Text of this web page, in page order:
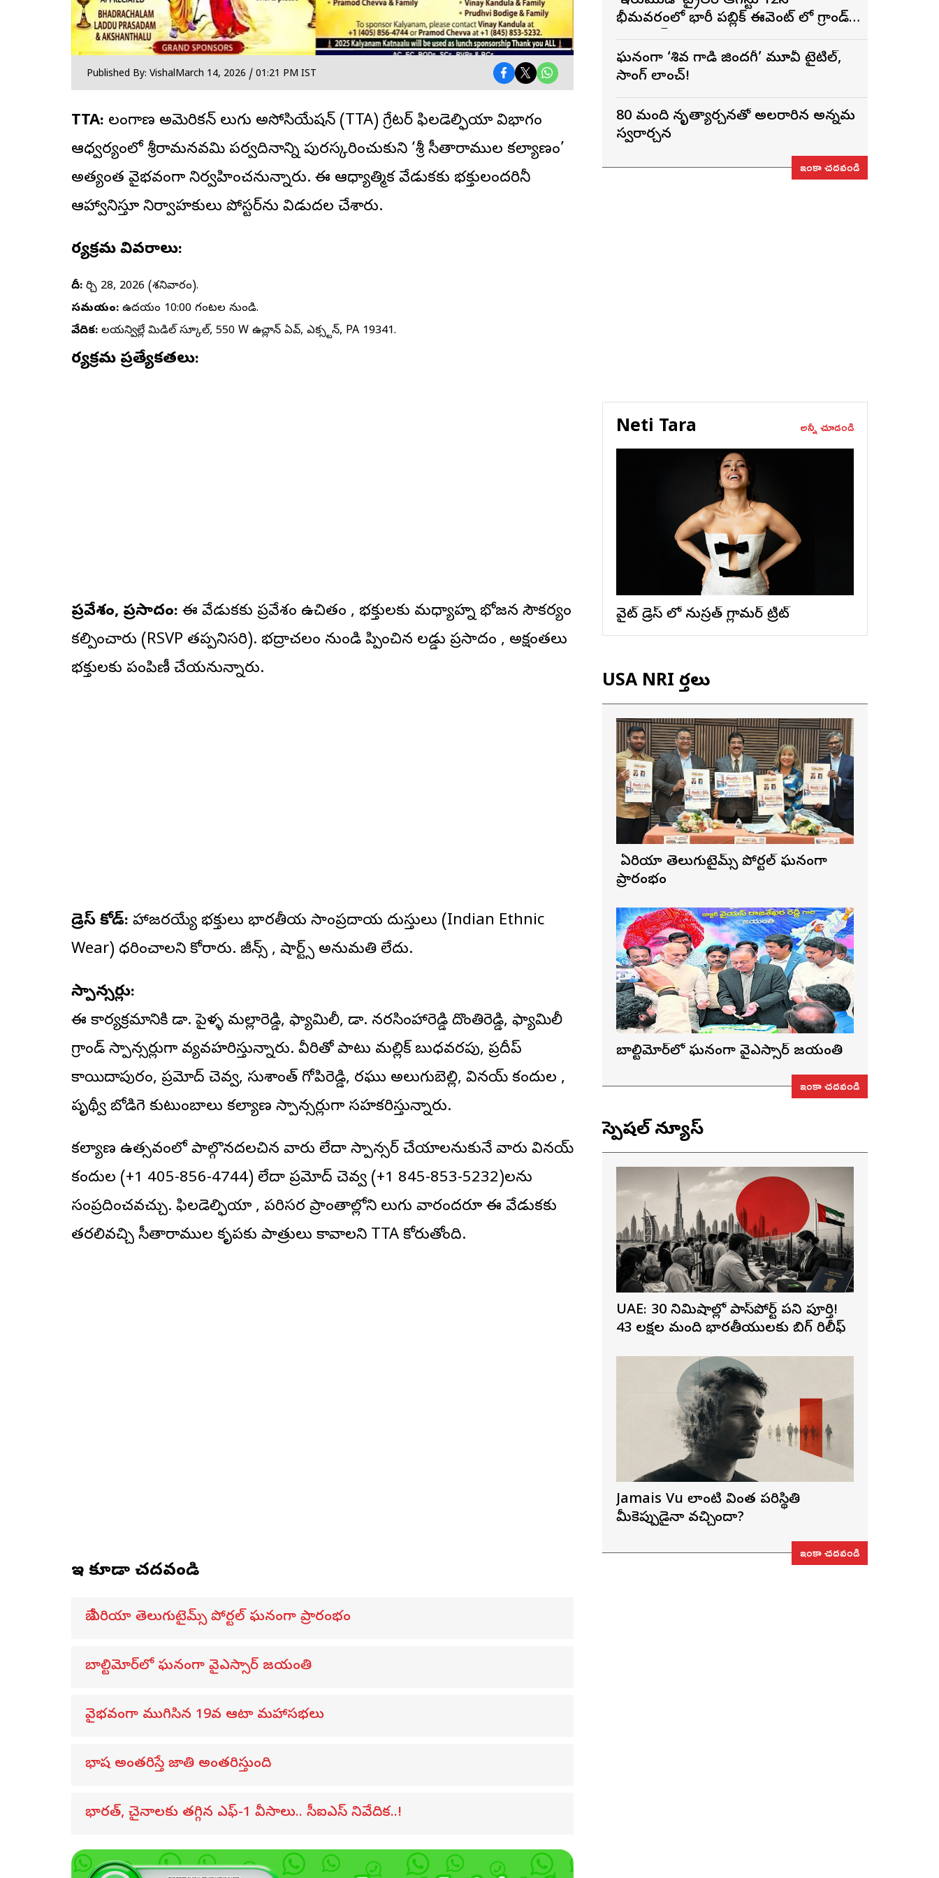
Published By: VishalMarch 14, 2026 / 01:21 PM IST
TTA: తెలంగాణ అమెరికన్ తెలుగు అసోసియేషన్ (TTA) గ్రేటర్ ఫిలడెల్ఫియా విభాగం
ఆధ్వర్యంలో శ్రీరామనవమి పర్వదినాన్ని పురస్కరించుకుని ‘శ్రీ సీతారాముల కల్యాణం’
అత్యంత వైభవంగా నిర్వహించనున్నారు. ఈ ఆధ్యాత్మిక వేడుకకు భక్తులందరినీ
ఆహ్వానిస్తూ నిర్వాహకులు పోస్టర్‌ను విడుదల చేశారు.
కార్యక్రమ వివరాలు:
తేదీ: మార్చి 28, 2026 (శనివారం).
సమయం: ఉదయం 10:00 గంటల నుండి.
వేదిక: లయన్విల్లే మిడిల్ స్కూల్, 550 W ఉచ్లాన్ ఏవ్, ఎక్స్టన్, PA 19341.
కార్యక్రమ ప్రత్యేకతలు:
ప్రవేశం, ప్రసాదం: ఈ వేడుకకు ప్రవేశం ఉచితం , భక్తులకు మధ్యాహ్న భోజన సౌకర్యం
కల్పించారు (RSVP తప్పనిసరి). భద్రాచలం నుండి తెప్పించిన లడ్డు ప్రసాదం , అక్షంతలు
భక్తులకు పంపిణీ చేయనున్నారు.
డ్రెస్ కోడ్: హాజరయ్యే భక్తులు భారతీయ సాంప్రదాయ దుస్తులు (Indian Ethnic
Wear) ధరించాలని కోరారు. జీన్స్ , షార్ట్స్ అనుమతి లేదు.
స్పాన్సర్లు:
ఈ కార్యక్రమానికి డా. పైళ్ళ మల్లారెడ్డి, ఫ్యామిలీ, డా. నరసింహారెడ్డి దొంతిరెడ్డి, ఫ్యామిలీ
గ్రాండ్ స్పాన్సర్లుగా వ్యవహరిస్తున్నారు. వీరితో పాటు మల్లిక్ బుధవరపు, ప్రదీప్
కాయిదాపురం, ప్రమోద్ చెవ్వ, సుశాంత్ గోపిరెడ్డి, రఘు అలుగుబెల్లి, వినయ్ కందుల ,
పృథ్వీ బోడిగె కుటుంబాలు కల్యాణ స్పాన్సర్లుగా సహకరిస్తున్నారు.
కల్యాణ ఉత్సవంలో పాల్గొనదలచిన వారు లేదా స్పాన్సర్ చేయాలనుకునే వారు వినయ్
కందుల (+1 405-856-4744) లేదా ప్రమోద్ చెవ్వ (+1 845-853-5232)లను
సంప్రదించవచ్చు. ఫిలడెల్ఫియా , పరిసర ప్రాంతాల్లోని తెలుగు వారందరూ ఈ వేడుకకు
తరలివచ్చి సీతారాముల కృపకు పాత్రులు కావాలని TTA కోరుతోంది.
ఇవి కూడా చదవండి
బే ఏరియా తెలుగుటైమ్స్ పోర్టల్ ఘనంగా ప్రారంభం
బాల్టిమోర్‌లో ఘనంగా వైఎస్సార్‌ జయంతి
వైభవంగా ముగిసిన 19వ ఆటా మహాసభలు
భాష అంతరిస్తే జాతి అంతరిస్తుంది
భారత్, చైనాలకు తగ్గిన ఎఫ్-1 వీసాలు.. సీఐఎస్ నివేదిక..!
భీమవరంలో భారీ పబ్లిక్ ఈవెంట్ లో గ్రాండ్
ఘనంగా ‘శివ గాడి జింద‌గీ’ మూవీ టైటిల్,
సాంగ్ లాంచ్!
80 మంది నృత్యార్చనతో అలరారిన అన్నమ
స్వరార్చన
ఇంకా చదవండి
Neti Tara అన్నీ చూడండి
వైట్ డ్రెస్ లో నుస్ర‌త్ గ్లామ‌ర్ ట్రీట్
USA NRI వార్తలు
బే ఏరియా తెలుగుటైమ్స్ పోర్టల్ ఘనంగా
ప్రారంభం
బాల్టిమోర్‌లో ఘనంగా వైఎస్సార్‌ జయంతి
ఇంకా చదవండి
స్పెషల్ న్యూస్
UAE: 30 నిమిషాల్లో పాస్‌పోర్ట్ పని పూర్తి!
43 లక్షల మంది భారతీయులకు బిగ్ రిలీఫ్
Jamais Vu లాంటి వింత పరిస్థితి
మీకెప్పుడైనా వచ్చిందా?
ఇంకా చదవండి